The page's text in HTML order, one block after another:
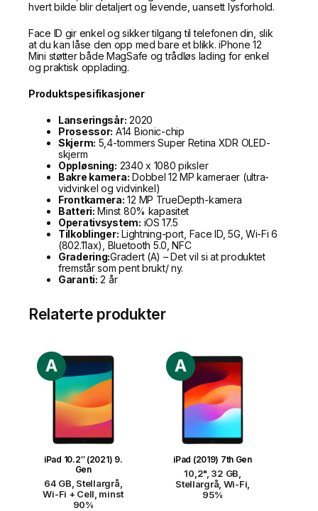
hvert bilde blir detaljert og levende, uansett lysforhold.
Face ID gir enkel og sikker tilgang til telefonen din, slik
at du kan låse den opp med bare et blikk. iPhone 12
Mini støtter både MagSafe og trådløs lading for enkel
og praktisk opplading.
Produktspesifikasjoner
Lanseringsår: 2020
Prosessor: A14 Bionic-chip
Skjerm: 5,4-tommers Super Retina XDR OLED-
skjerm
Oppløsning: 2340 x 1080 piksler
Bakre kamera: Dobbel 12 MP kameraer (ultra-
vidvinkel og vidvinkel)
Frontkamera: 12 MP TrueDepth-kamera
Batteri: Minst 80% kapasitet
Operativsystem: iOS 17.5
Tilkoblinger: Lightning-port, Face ID, 5G, Wi-Fi 6
(802.11ax), Bluetooth 5.0, NFC
Gradering:Gradert (A) – Det vil si at produktet
fremstår som pent brukt/ ny.
Garanti: 2 år
Relaterte produkter
A
iPad 10.2″ (2021) 9.
Gen
64 GB, Stellargrå,
Wi-Fi + Cell, minst
90%
A
iPad (2019) 7th Gen
10,2", 32 GB,
Stellargrå, Wi-Fi,
95%